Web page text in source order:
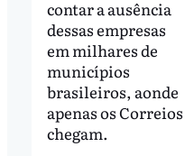
contar a ausência
dessas empresas
em milhares de
municípios
brasileiros, aonde
apenas os Correios
chegam.